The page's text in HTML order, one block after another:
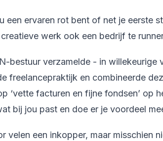
een ervaren rot bent of net je eerste
werk ook een bedrijf te
bestuur verzamelde - in willekeurige
freelancepraktijk en combineerde
‘vette facturen en fijne fondsen’ op
bij jou past en doe er je voordeel
velen een inkopper, maar misschien